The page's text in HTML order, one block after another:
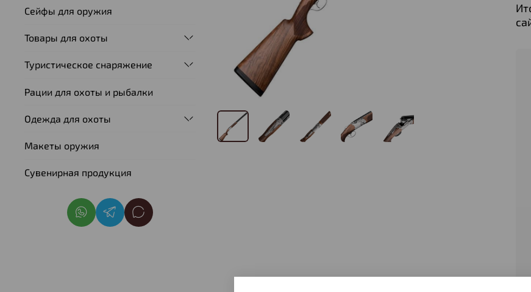
Сейфы для оружия
Товары для охоты
Туристическое снаряжение
Рации для охоты и рыбалки
Одежда для охоты
Макеты оружия
Сувенирная продукция